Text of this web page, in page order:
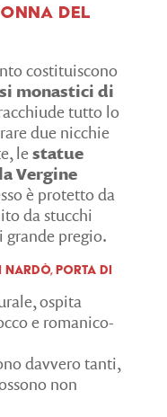
del
costituiscono
monastici di
tutto lo
due nicchie
lestatue
Vergine
è protetto da
da stucchi
grande pregio.
Nardò, Porta di
ospita
e romanico-
davvero tanti,
non